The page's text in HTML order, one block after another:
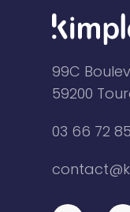
99C
59200
03 66 72